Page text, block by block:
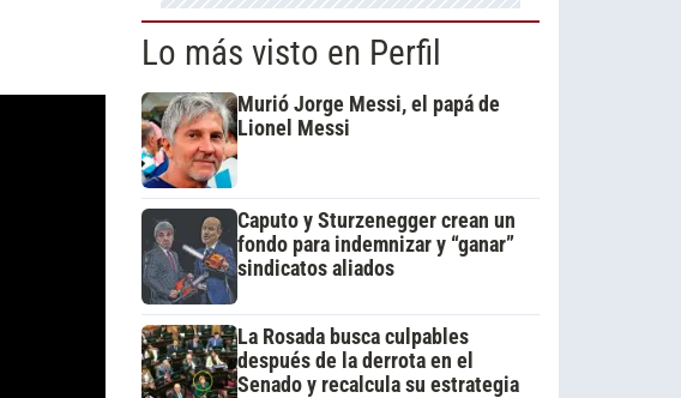
Lo más visto en Perfil
Murió Jorge Messi, el papá de
Lionel Messi
Caputo y Sturzenegger crean un
fondo para indemnizar y “ganar”
sindicatos aliados
La Rosada busca culpables
después de la derrota en el
Senado y recalcula su estrategia